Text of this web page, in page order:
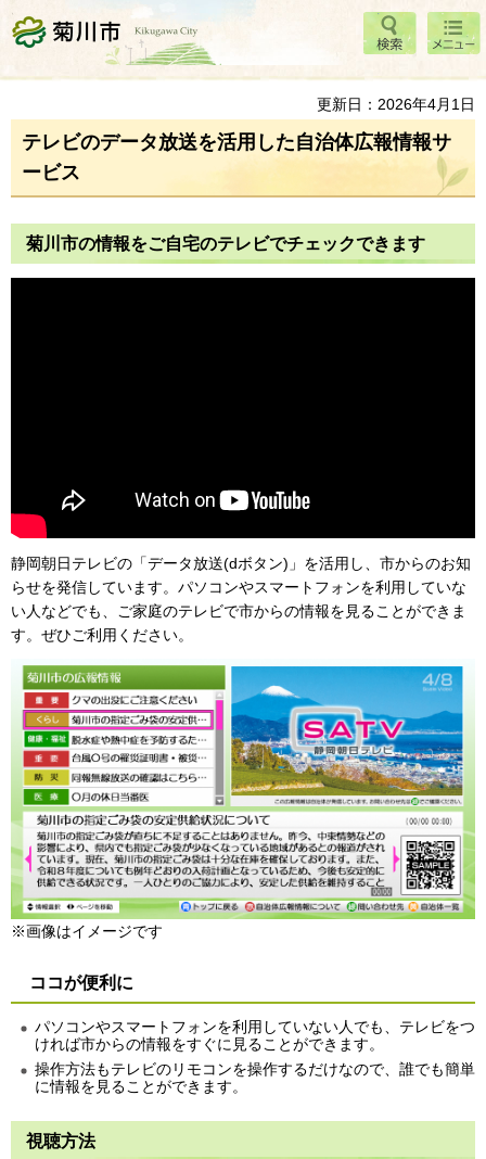
菊川市 検索
メニ
ュー
更新日：2026年4月1日
テレビのデータ放送を活用した自治体広報情報サ
ービス
菊川市の情報をご自宅のテレビでチェックできます
静岡朝日テレビの「データ放送(dボタン)」を活用し、市からのお知
らせを発信しています。パソコンやスマートフォンを利用していな
い人などでも、ご家庭のテレビで市からの情報を見ることができま
す。ぜひご利用ください。
※画像はイメージです
ココが便利に
パソコンやスマートフォンを利用していない人でも、テレビをつ
ければ市からの情報をすぐに見ることができます。
操作方法もテレビのリモコンを操作するだけなので、誰でも簡単
に情報を見ることができます。
視聴方法